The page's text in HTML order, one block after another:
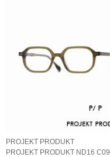
PROJEKT PRODUKT
PROJEKT PRODUKT ND16 C09